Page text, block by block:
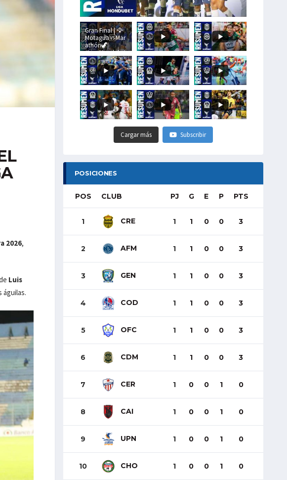
2026,
Luis
águilas.
Gran Final | 🦅
Motagua🆚Mar
athón🦖
#LigaHondubet
Cargar más Subscribir
POSICIONES
POS CLUB PJ G E P PTS
1 CRE 1 1 0 0 3
2 AFM 1 1 0 0 3
3 GEN 1 1 0 0 3
4 COD 1 1 0 0 3
5 OFC 1 1 0 0 3
6 CDM 1 1 0 0 3
7 CER 1 0 0 1 0
8 CAI 1 0 0 1 0
9 UPN 1 0 0 1 0
10 CHO 1 0 0 1 0